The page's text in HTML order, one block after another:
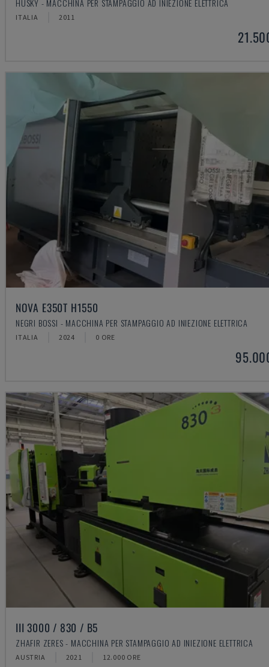
HUSKY - MACCHINA PER STAMPAGGIO AD INIEZIONE ELETTRICA
ITALIA 2011
NOVA E350T H1550
NEGRI BOSSI - MACCHINA PER STAMPAGGIO AD INIEZIONE ELETTRICA
ITALIA 2024 0 ORE
III 3000 / 830 / B5
ZHAFIR ZERES - MACCHINA PER STAMPAGGIO AD INIEZIONE ELETTRICA
AUSTRIA 2021 12.000 ORE